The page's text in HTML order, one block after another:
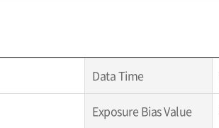
Data Time
Exposure Bias Value